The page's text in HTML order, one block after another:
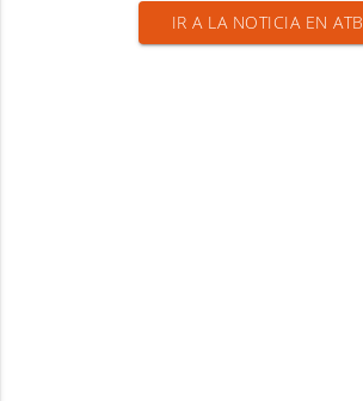
IR A LA NOTICIA EN ATB